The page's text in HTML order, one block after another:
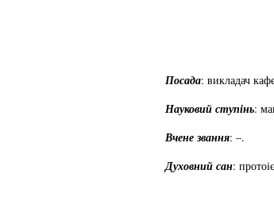
Посада: викладач
Науковий ступінь:
Вчене звання: –.
Духовний сан: